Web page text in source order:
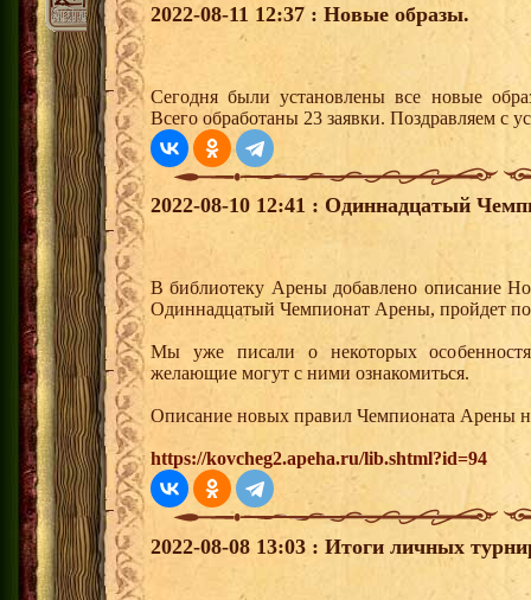
2022-08-11 12:37 : Новые образы.
Сегодня были установлены все новые
Всего обработаны 23 заявки. Поздравляем с
2022-08-10 12:41 : Одиннадцатый
В библиотеку Арены добавлено описание
Одиннадцатый Чемпионат Арены, пройдет
Мы уже писали о некоторых
желающие могут с ними ознакомиться.
Описание новых правил Чемпионата Арены
https://kovcheg2.apeha.ru/lib.shtml?id=94
2022-08-08 13:03 : Итоги личных